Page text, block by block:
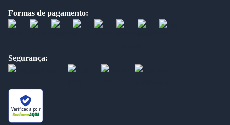
Formas de pagamento:
Segurança:
Verificada por